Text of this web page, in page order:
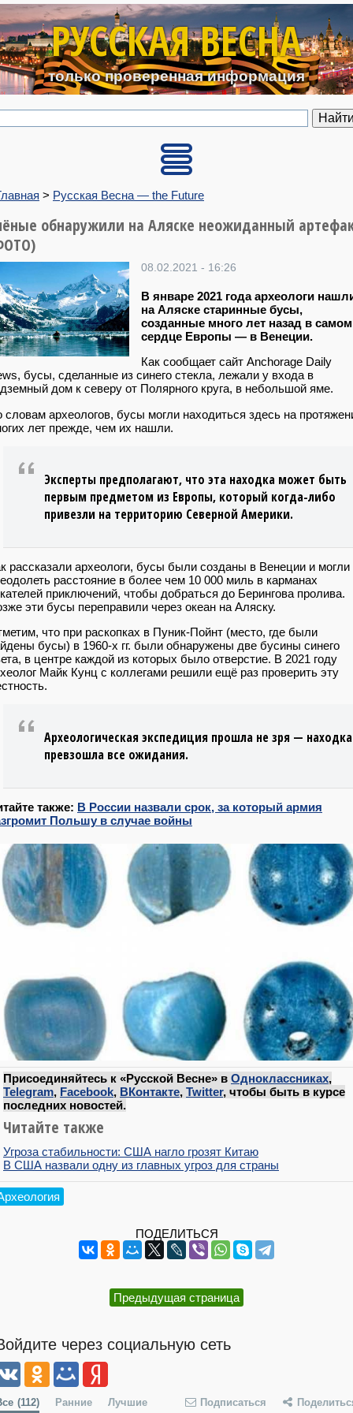
Перейти к основному
РУССКАЯ ВЕСНА
только проверенная информация
> Русская Весна — the Future
обнаружили на Аляске неожиданный
08.02.2021 - 16:26
В январе 2021 года археологи
на Аляске старинные бусы,
созданные много лет назад в самом
сердце Европы — в Венеции.
Как сообщает сайт Anchorage Daily
бусы, сделанные из синего стекла, лежали у входа в
дом к северу от Полярного круга, в небольшой яме.
словам археологов, бусы могли находиться здесь на
лет прежде, чем их нашли.
Эксперты предполагают, что эта находка может быть
первым предметом из Европы, который когда-либо
привезли на территорию Северной Америки.
рассказали археологи, бусы были созданы в Венеции и могли
расстояние в более чем 10 000 миль в карманах
приключений, чтобы добраться до Берингова пролива.
эти бусы переправили через океан на Аляску.
что при раскопках в Пуник-Пойнт (место, где были
бусы) в 1960-х гг. были обнаружены две бусины синего
в центре каждой из которых было отверстие. В 2021 году
Майк Кунц с коллегами решили ещё раз проверить эту
Археологическая экспедиция прошла не зря — находка
превзошла все ожидания.
также: В России назвали срок, за который армия
Польшу в случае войны
Присоединяйтесь к «Русской Весне» в Одноклассниках,
Telegram, Facebook, ВКонтакте, Twitter, чтобы быть в курсе
последних новостей.
Читайте также
Угроза стабильности: США нагло грозят Китаю
В США назвали одну из главных угроз для страны
ПОДЕЛИТЬСЯ
Предыдущая страница
через социальную сеть
(112) Ранние Лучшие Подписаться